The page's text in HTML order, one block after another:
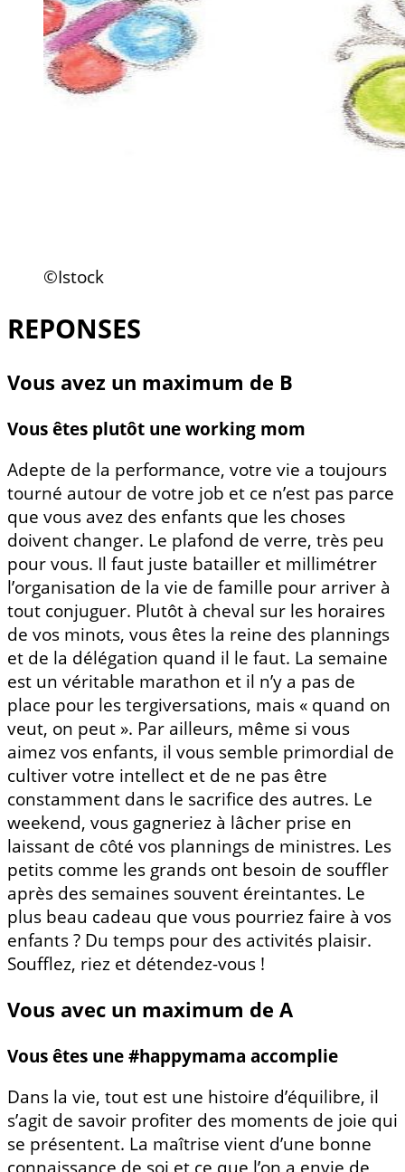
©Istock
REPONSES
Vous avez un maximum de B
Vous êtes plutôt une working mom
Adepte de la performance, votre vie a toujours
tourné autour de votre job et ce n’est pas parce
que vous avez des enfants que les choses
doivent changer. Le plafond de verre, très peu
pour vous. Il faut juste batailler et millimétrer
l’organisation de la vie de famille pour arriver à
tout conjuguer. Plutôt à cheval sur les horaires
de vos minots, vous êtes la reine des plannings
et de la délégation quand il le faut. La semaine
est un véritable marathon et il n’y a pas de
place pour les tergiversations, mais « quand on
veut, on peut ». Par ailleurs, même si vous
aimez vos enfants, il vous semble primordial de
cultiver votre intellect et de ne pas être
constamment dans le sacrifice des autres. Le
weekend, vous gagneriez à lâcher prise en
laissant de côté vos plannings de ministres. Les
petits comme les grands ont besoin de souffler
après des semaines souvent éreintantes. Le
plus beau cadeau que vous pourriez faire à vos
enfants ? Du temps pour des activités plaisir.
Soufflez, riez et détendez-vous !
Vous avec un maximum de A
Vous êtes une #happymama accomplie
Dans la vie, tout est une histoire d’équilibre, il
s’agit de savoir profiter des moments de joie qui
se présentent. La maîtrise vient d’une bonne
connaissance de soi et ce que l’on a envie de